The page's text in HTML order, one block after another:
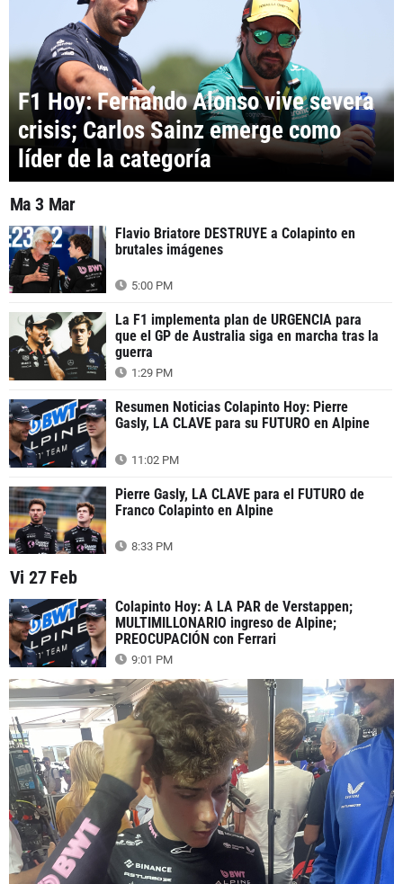
F1 Hoy: Fernando Alonso vive severa
crisis; Carlos Sainz emerge como
líder de la categoría
Ma 3 Mar
Flavio Briatore DESTRUYE a Colapinto en
brutales imágenes
5:00 PM
La F1 implementa plan de URGENCIA para
que el GP de Australia siga en marcha tras la
guerra
1:29 PM
Resumen Noticias Colapinto Hoy: Pierre
Gasly, LA CLAVE para su FUTURO en Alpine
11:02 PM
Pierre Gasly, LA CLAVE para el FUTURO de
Franco Colapinto en Alpine
8:33 PM
Vi 27 Feb
Colapinto Hoy: A LA PAR de Verstappen;
MULTIMILLONARIO ingreso de Alpine;
PREOCUPACIÓN con Ferrari
9:01 PM